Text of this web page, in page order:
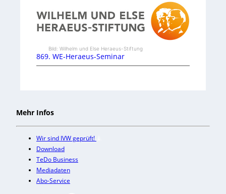
Bild: Wilhelm und Else Heraeus-Stiftung
869. WE-Heraeus-Seminar
Mehr Infos
Wir sind IVW geprüft!
Download
TeDo Business
Mediadaten
Abo-Service